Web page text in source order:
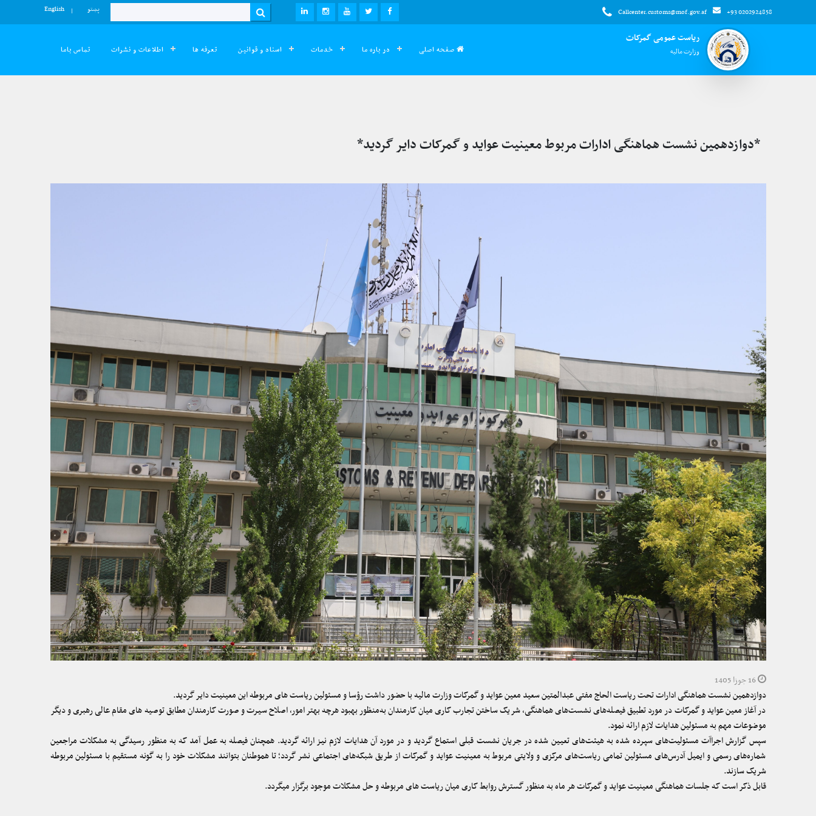
Callcenter.customs@mof.gov.af +93 0202924858
Search
پښتو English
ریاست عمومی گمرکات
وزارت مالیه صفحه اصلی در باره ما خدمات اسناد و قوانین تعرفه ها اطلاعات و نشرات تماس باما
*دوازدهمین نشست هماهنگی ادارات مربوط معینیت عواید و گمرکات دایر گردید*
16 جوزا 1405
دوازدهمین نشست هماهنگی ادارات تحت ریاست الحاج مفتی عبدالمتین سعید معین عواید و گمرکات وزارت مالیه با حضور داشت رؤسا و مسئولین ریاست های مربوطه این معینیت دایر گردید.
در آغاز معین عواید و گمرکات در مورد تطبیق فیصله‌های نشست‌های هماهنگی، شریک‌ ساختن تجارب کاری میان کارمندان به‌منظور بهبود هرچه بهتر امور، اصلاح سیرت و صورت کارمندان مطابق توصیه های مقام عالی رهبری و دیگر
موضوعات مهم به مسئولین هدایات لازم ارائه نمود.
سپس گزارش اجراآت مسئولیت‌های سپرده‌ شده به هیئت‌های تعیین‌ شده در جریان نشست قبلی استماع گردید و در مورد آن هدایات لازم نیز ارائه گردید. همچنان فیصله به عمل آمد که به‌ منظور رسیدگی به مشکلات مراجعین
شماره‌های رسمی و ایمیل آدرس‌های مسئولین تمامی ریاست‌های مرکزی و ولایتی مربوط به معینیت عواید و گمرکات از طریق شبکه‌های اجتماعی نشر گردد؛ تا هموطنان بتوانند مشکلات خود را به‌ گونه مستقیم با مسئولین مربوطه
شریک سازند.
قابل ذکر است که جلسات هماهنگی معینیت عواید و گمرکات هر ماه به منظور گسترش روابط کاری میان ریاست های مربوطه و حل مشکلات موجود برگزار میگردد.